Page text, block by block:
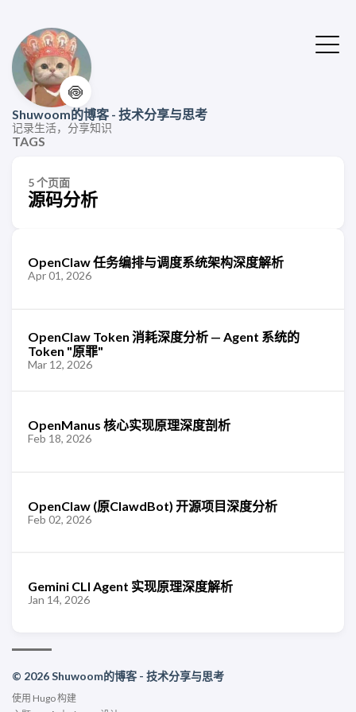
🍥
Shuwoom的博客 - 技术分享与思考
记录生活，分享知识
TAGS
5 个页面
源码分析
OpenClaw 任务编排与调度系统架构深度解析
Apr 01, 2026
OpenClaw Token 消耗深度分析 — Agent 系统的
Token "原罪"
Mar 12, 2026
OpenManus 核心实现原理深度剖析
Feb 18, 2026
OpenClaw (原ClawdBot) 开源项目深度分析
Feb 02, 2026
Gemini CLI Agent 实现原理深度解析
Jan 14, 2026
© 2026 Shuwoom的博客 - 技术分享与思考
使用 Hugo构建